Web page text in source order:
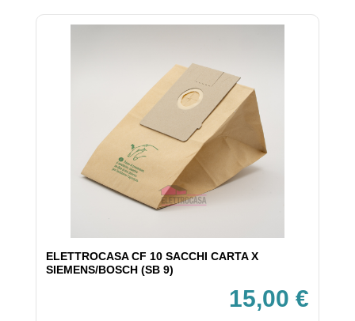
ELETTROCASA CF 10 SACCHI CARTA X
SIEMENS/BOSCH (SB 9)
15,00 €